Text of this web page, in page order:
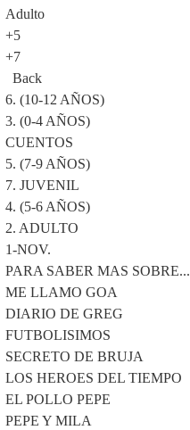
Adulto
+5
+7
Back
6. (10-12 AÑOS)
3. (0-4 AÑOS)
CUENTOS
5. (7-9 AÑOS)
7. JUVENIL
4. (5-6 AÑOS)
2. ADULTO
1-NOV.
PARA SABER MAS SOBRE...
ME LLAMO GOA
DIARIO DE GREG
FUTBOLISIMOS
SECRETO DE BRUJA
LOS HEROES DEL TIEMPO
EL POLLO PEPE
PEPE Y MILA